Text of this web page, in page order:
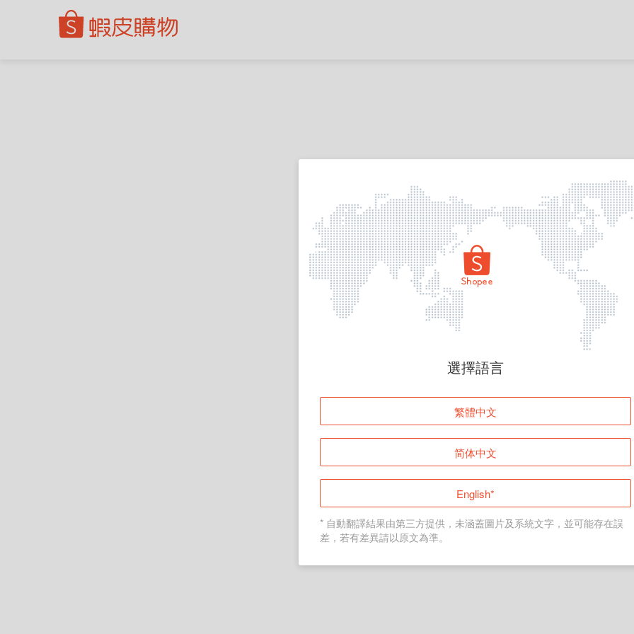
頁面無法顯示
登入
返回首頁
選擇語言
繁體中文
简体中文
English*
* 自動翻譯結果由第三方提供，未涵蓋圖片及系統文字，並可能存在誤
差，若有差異請以原文為準。